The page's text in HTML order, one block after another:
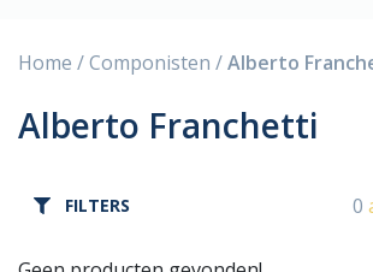
Home /Componisten /Alberto
Alberto Franchetti
FILTERS 0